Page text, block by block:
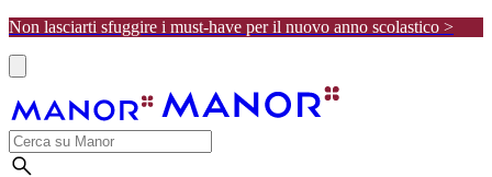
Non lasciarti sfuggire i must-have per il nuovo anno scolastico >